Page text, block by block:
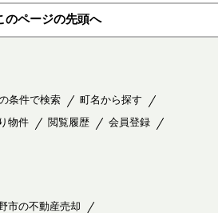
のページの先頭へ
条件で検索
町名から探す
物件 閲覧履歴
会員登録
市の不動産売却